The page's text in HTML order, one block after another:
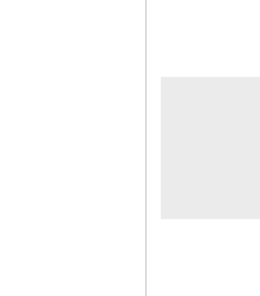
胸元はVネックで、すっきり
す。ボトム部分はワイドシル
はき心地に仕上げました。肩
後ろはゴム仕様のため脱ぎ気
購入を迷ってましたが店舗
たシルエットで痩せてみえ
用したところ涼しくて快適
た。主人には同素材のパジ
サイズは普段はLが多いで